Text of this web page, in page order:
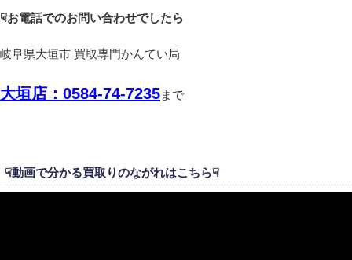
☟お電話でのお問い合わせでしたら
岐阜県大垣市 買取専門かんてい局
大垣店：0584-74-7235まで
☟動画で分かる買取りのながれはこちら☟